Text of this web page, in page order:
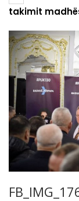
takimit